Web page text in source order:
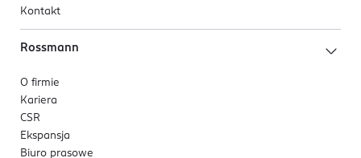
Kontakt
Rossmann
O firmie
Kariera
CSR
Ekspansja
Biuro prasowe